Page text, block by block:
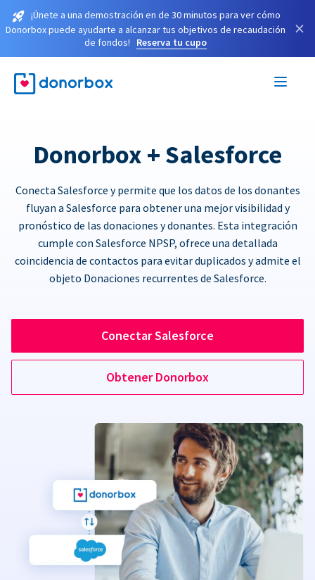
¡Únete a una demostración en de 30 minutos para ver cómo
Donorbox puede ayudarte a alcanzar tus objetivos de recaudación
de fondos!
Reserva tu cupo
×
Donorbox + Salesforce
Conecta Salesforce y permite que los datos de los donantes
fluyan a Salesforce para obtener una mejor visibilidad y
pronóstico de las donaciones y donantes. Esta integración
cumple con Salesforce NPSP, ofrece una detallada
coincidencia de contactos para evitar duplicados y admite el
objeto Donaciones recurrentes de Salesforce.
Conectar Salesforce
Obtener Donorbox